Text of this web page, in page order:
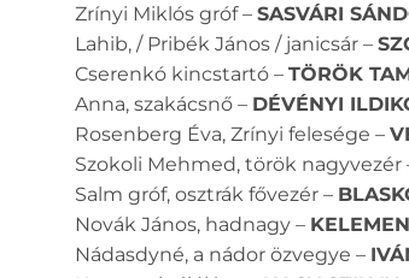
Zrínyi Miklós gróf – SASVÁRI
Lahib, / Pribék János / janicsár –
Cserenkó kincstartó – TÖRÖK
Anna, szakácsnő – DÉVÉNYI
Rosenberg Éva, Zrínyi felesége –
Szokoli Mehmed, török nagyvezér
Salm gróf, osztrák fővezér –
Novák János, hadnagy –
Nádasdyné, a nádor özvegye –